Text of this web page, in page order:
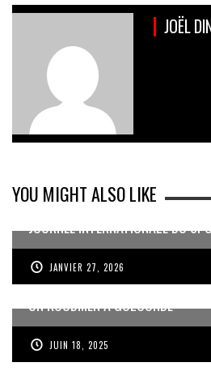
JOËL
YOU MIGHT ALSO LIKE
JOURNÉE INTERNATIONALE DU
JANVIER 27, 2026
UN KOUDMEN À GOLCONDE
JUIN 18, 2025